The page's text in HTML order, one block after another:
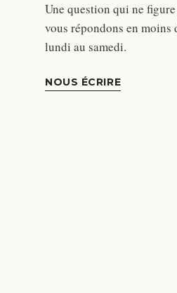
Une question qui ne
vous répondons en moins
lundi au samedi.
NOUS ÉCRIRE